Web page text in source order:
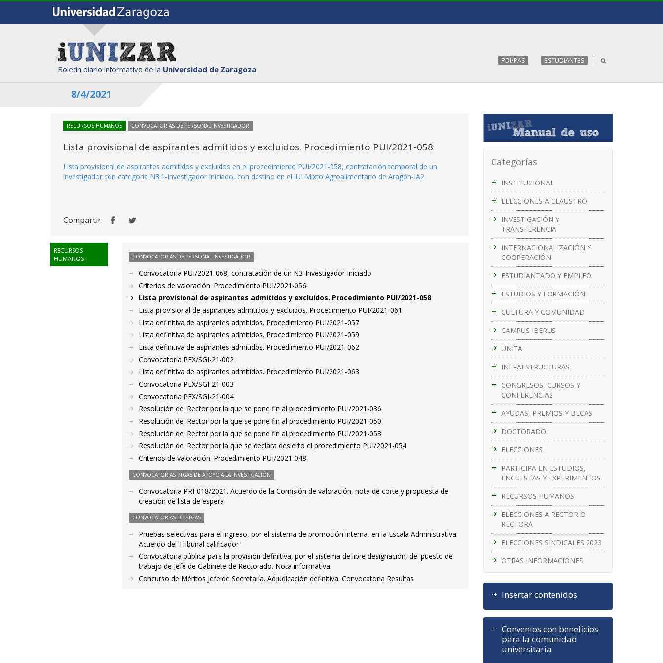
Boletín diario informativo de la Universidad de Zaragoza
PDI/PAS ESTUDIANTES
8/4/2021
Categorías
INSTITUCIONAL
ELECCIONES A CLAUSTRO
INVESTIGACIÓN Y
TRANSFERENCIA
INTERNACIONALIZACIÓN Y
COOPERACIÓN
ESTUDIANTADO Y EMPLEO
ESTUDIOS Y FORMACIÓN
CULTURA Y COMUNIDAD
CAMPUS IBERUS
UNITA
INFRAESTRUCTURAS
CONGRESOS, CURSOS Y
CONFERENCIAS
AYUDAS, PREMIOS Y BECAS
DOCTORADO
ELECCIONES
PARTICIPA EN ESTUDIOS,
ENCUESTAS Y EXPERIMENTOS
RECURSOS HUMANOS
ELECCIONES A RECTOR O
RECTORA
ELECCIONES SINDICALES 2023
OTRAS INFORMACIONES
Insertar contenidos
Convenios con beneficios
para la comunidad
universitaria
RECURSOS HUMANOS CONVOCATORIAS DE PERSONAL INVESTIGADOR
Lista provisional de aspirantes admitidos y excluidos. Procedimiento PUI/2021-058
Lista provisional de aspirantes admitidos y excluidos en el procedimiento PUI/2021-058, contratación temporal de un
investigador con categoría N3.1-Investigador Iniciado, con destino en el IUI Mixto Agroalimentario de Aragón-IA2.
Compartir:
RECURSOS
HUMANOS
CONVOCATORIAS DE PERSONAL INVESTIGADOR
Convocatoria PUI/2021-068, contratación de un N3-Investigador Iniciado
Criterios de valoración. Procedimiento PUI/2021-056
Lista provisional de aspirantes admitidos y excluidos. Procedimiento PUI/2021-058
Lista provisional de aspirantes admitidos y excluidos. Procedimiento PUI/2021-061
Lista definitiva de aspirantes admitidos. Procedimiento PUI/2021-057
Lista definitiva de aspirantes admitidos. Procedimiento PUI/2021-059
Lista definitiva de aspirantes admitidos. Procedimiento PUI/2021-062
Convocatoria PEX/SGI-21-002
Lista definitiva de aspirantes admitidos. Procedimiento PUI/2021-063
Convocatoria PEX/SGI-21-003
Convocatoria PEX/SGI-21-004
Resolución del Rector por la que se pone fin al procedimiento PUI/2021-036
Resolución del Rector por la que se pone fin al procedimiento PUI/2021-050
Resolución del Rector por la que se pone fin al procedimiento PUI/2021-053
Resolución del Rector por la que se declara desierto el procedimiento PUI/2021-054
Criterios de valoración. Procedimiento PUI/2021-048
CONVOCATORIAS PTGAS DE APOYO A LA INVESTIGACIÓN
Convocatoria PRI-018/2021. Acuerdo de la Comisión de valoración, nota de corte y propuesta de
creación de lista de espera
CONVOCATORIAS DE PTGAS
Pruebas selectivas para el ingreso, por el sistema de promoción interna, en la Escala Administrativa.
Acuerdo del Tribunal calificador
Convocatoria pública para la provisión definitiva, por el sistema de libre designación, del puesto de
trabajo de Jefe de Gabinete de Rectorado. Nota informativa
Concurso de Méritos Jefe de Secretaría. Adjudicación definitiva. Convocatoria Resultas